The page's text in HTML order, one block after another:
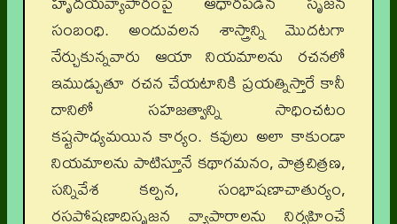
సంబంధి. అందువలన శాస్త్రాన్ని మొదటగా
నేర్చుకున్నవారు ఆయా నియమాలను రచనలో
ఇముడ్చుతూ రచన చేయటానికి ప్రయత్నిస్తారే కానీ
దానిలో సహజత్వాన్ని సాధించటం
కష్టసాధ్యమయిన కార్యం. కవులు అలా కాకుండా
నియమాలను పాటిస్తూనే కథాగమనం, పాత్రచిత్రణ,
సన్నివేశ కల్పన, సంభాషణాచాతుర్యం,
రసపోషణాదిసృజన వ్యాపారాలను నిర్వహించే